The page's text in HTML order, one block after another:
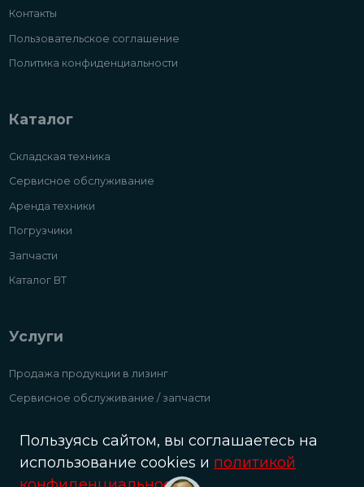
Контакты
Пользовательское соглашение
Политика конфиденциальности
Каталог
Складская техника
Сервисное обслуживание
Аренда техники
Погрузчики
Запчасти
Каталог ВТ
Услуги
Продажа продукции в лизинг
Сервисное обслуживание / запчасти
Выкупаем б/у складтехнику и погрузчики дорого
Пользуясь сайтом, вы соглашаетесь на
использование cookies и политикой